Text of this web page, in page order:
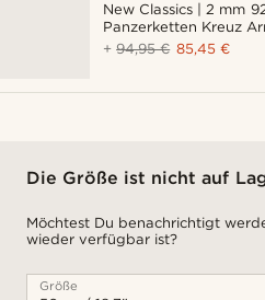
New Classics | 2 mm
Panzerketten Kreuz
+94,95 € 85,45 €
Die Größe ist nicht auf
Möchtest Du benachrichtigt
wieder verfügbar ist?
Größe